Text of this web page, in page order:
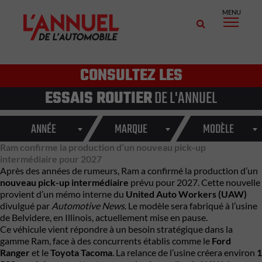
MENU
CONSULTEZ LES
ESSAIS ROUTIERDE L'ANNUEL
ANNÉE MARQUE MODÈLE
Ram confirme la production d’un nouveau pick-up
intermédiaire pour 2027
Après des années de rumeurs, Ram a confirmé la production d’un
nouveau pick-up intermédiaire prévu pour 2027. Cette nouvelle
provient d’un mémo interne du United Auto Workers (UAW)
divulgué par Automotive News. Le modèle sera fabriqué à l’usine
de Belvidere, en Illinois, actuellement mise en pause.
Ce véhicule vient répondre à un besoin stratégique dans la
gamme Ram, face à des concurrents établis comme le Ford
Ranger et leToyota Tacoma. La relance de l’usine créera environ 1